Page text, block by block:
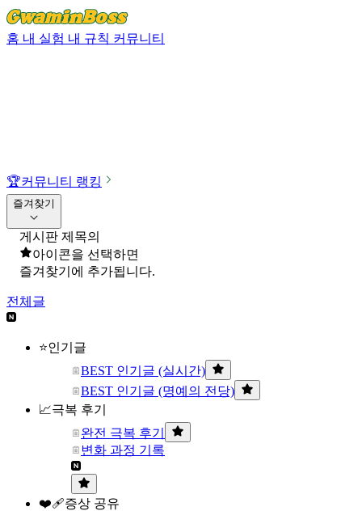
홈 내 실험 내 규칙 커뮤니티
🏆커뮤니티 랭킹
즐겨찾기
게시판 제목의
아이콘을 선택하면
즐겨찾기에 추가됩니다.
전체글
⭐인기글
BEST 인기글 (실시간)
BEST 인기글 (명예의 전당)
📈극복 후기
완전 극복 후기
변화 과정 기록
❤️‍🩹증상 공유